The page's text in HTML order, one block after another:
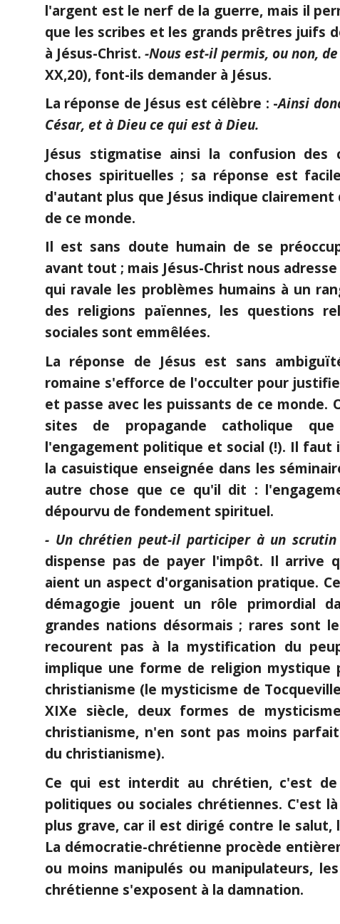
l'argent est le nerf de la guerre, mais il
que les scribes et les grands prêtres juifs
à Jésus-Christ. -Nous est-il permis, ou non,
XX,20), font-ils demander à Jésus.
La réponse de Jésus est célèbre : -Ainsi
César, et à Dieu ce qui est à Dieu.
Jésus stigmatise ainsi la confusion des
choses spirituelles ; sa réponse est
d'autant plus que Jésus indique clairement
de ce monde.
Il est sans doute humain de se
avant tout ; mais Jésus-Christ nous
qui ravale les problèmes humains à un
des religions païennes, les questions
sociales sont emmêlées.
La réponse de Jésus est sans
romaine s'efforce de l'occulter pour
et passe avec les puissants de ce monde.
sites de propagande catholique
l'engagement politique et social (!). Il faut
la casuistique enseignée dans les
autre chose que ce qu'il dit :
dépourvu de fondement spirituel.
- Un chrétien peut-il participer à un
dispense pas de payer l'impôt. Il arrive
aient un aspect d'organisation pratique.
démagogie jouent un rôle primordial
grandes nations désormais ; rares sont
recourent pas à la mystification du
implique une forme de religion mystique
christianisme (le mysticisme de
XIXe siècle, deux formes de
christianisme, n'en sont pas moins
du christianisme).
Ce qui est interdit au chrétien, c'est
politiques ou sociales chrétiennes. C'est
plus grave, car il est dirigé contre le
La démocratie-chrétienne procède
ou moins manipulés ou manipulateurs,
chrétienne s'exposent à la damnation.